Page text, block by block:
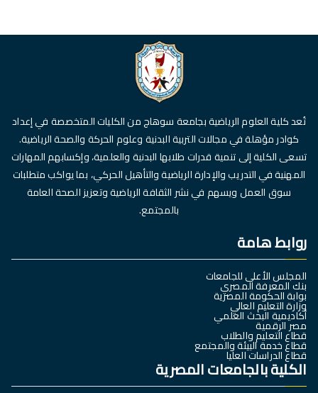
تُعد كلية العلوم الرياضية بجامعة سوهاج من الكليات المتخصصة في إعداد
كوادر مؤهلة في مجالات التربية البدنية وعلوم الحركة والصحة الرياضية.
تسعى الكلية إلى تنمية قدرات طلابها البدنية والعلمية، وإكسابهم المهارات
المهنية في التدريب والإدارة الرياضية والتأهيل الحركي، بما يواكب متطلبات
سوق العمل ويسهم في نشر الثقافة الرياضية وتعزيز الصحة العامة
بالمجتمع.
روابط هامة
المجلس الأعلى للجامعات
بنك المعرفة المصري
بوابة الحكومة المصرية
وزارة التعليم العالي
أكاديمية البحث العلمي
مصر الرقمية
قطاع التعليم والطلاب
قطاع خدمة البيئة والمجتمع
قطاع الدراسات العليا
الكلية بالجامعات المصرية